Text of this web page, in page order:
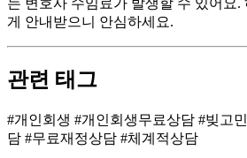
는 변호사 수임료가 발생할 수 있어요.
게 안내받으니 안심하세요.
관련 태그
#개인회생 #개인회생무료상담 #빚고
담 #무료재정상담 #체계적상담